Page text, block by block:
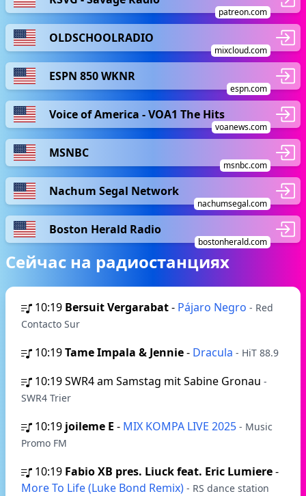
patreon.com
OLDSCHOOLRADIO
mixcloud.com
ESPN 850 WKNR
espn.com
Voice of America - VOA1 The Hits
voanews.com
MSNBC
msnbc.com
Nachum Segal Network
nachumsegal.com
Boston Herald Radio
bostonherald.com
Сейчас на радиостанциях
10:19 Bersuit Vergarabat- Pájaro Negro - Red
Contacto Sur
10:19Tame Impala & Jennie- Dracula - HiT 88.9
10:19SWR4 am Samstag mit Sabine Gronau -
SWR4 Trier
10:19 joileme E - MIX KOMPA LIVE 2025 - Music
Promo FM
10:19 Fabio XB pres. Liuck feat. Eric Lumiere-
More To Life (Luke Bond Remix) - RS dance station